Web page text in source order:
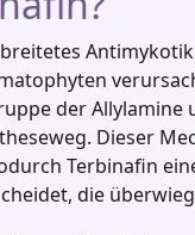
der
Dieser
Terbinafin
die